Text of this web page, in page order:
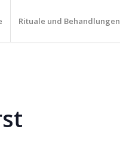
Rituale und Behandlungen